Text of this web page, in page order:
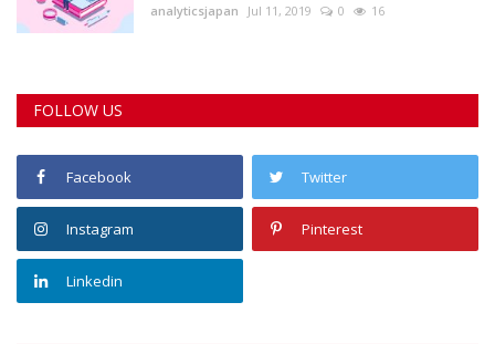
analyticsjapan Jul 11, 2019 0 16
FOLLOW US
Facebook Twitter
Instagram Pinterest
Linkedin